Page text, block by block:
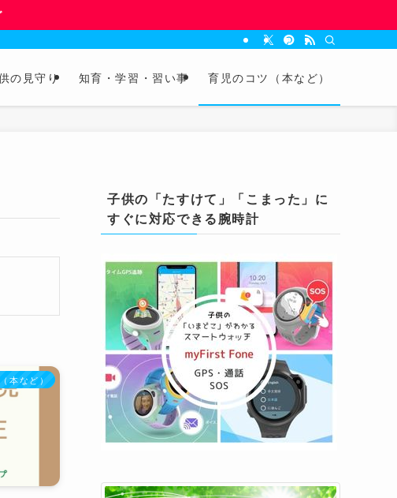
の見守り 知育・学習・習い事 育児のコツ（本など）
本など）
子供の「たすけて」「こまった」に
すぐに対応できる腕時計